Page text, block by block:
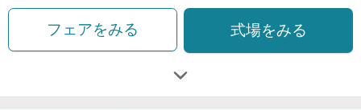
フェアをみる 式場をみる